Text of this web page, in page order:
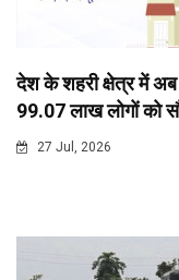
देश के शहरी क्षेत्र में
99.07 लाख लोगों को
27 Jul, 2026